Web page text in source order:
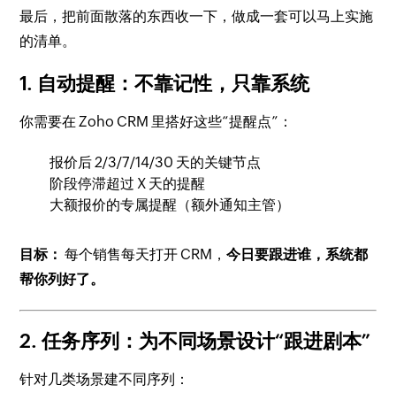
最后，把前面散落的东西收一下，做成一套可以马上实施
的清单。
1. 自动提醒：不靠记性，只靠系统
你需要在 Zoho CRM 里搭好这些“提醒点”：
报价后 2/3/7/14/30 天的关键节点
阶段停滞超过 X 天的提醒
大额报价的专属提醒（额外通知主管）
目标： 每个销售每天打开 CRM，今日要跟进谁，系统都
帮你列好了。
2. 任务序列：为不同场景设计“跟进剧本”
针对几类场景建不同序列：